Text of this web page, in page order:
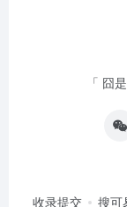
「 囧
收录提交 搜可